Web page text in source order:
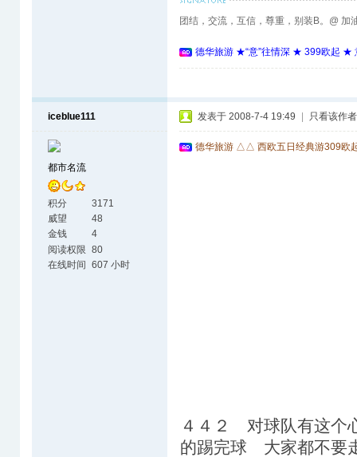
团结，交流，互信，尊重，别装B。@ 加
德华旅游 ★“意”往情深 ★ 399欧起 ★
iceblue111
都市名流
积分
3171
威望
48
金钱
4
阅读权限 80
在线时间 607 小时
发表于 2008-7-4 19:49 只看该作者
德华旅游 △△ 西欧五日经典游309欧
４４２ 对球队有这个
的踢完球 大家都不要